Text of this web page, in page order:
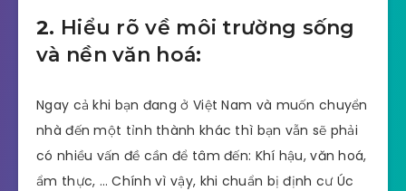
2. Hiểu rõ về môi trường sống
và nền văn hoá:
Ngay cả khi bạn đang ở Việt Nam và muốn chuyển
nhà đến một tỉnh thành khác thì bạn vẫn sẽ phải
có nhiều vấn đề cần để tâm đến: Khí hậu, văn hoá,
ẩm thực, … Chính vì vậy, khi chuẩn bị định cư Úc